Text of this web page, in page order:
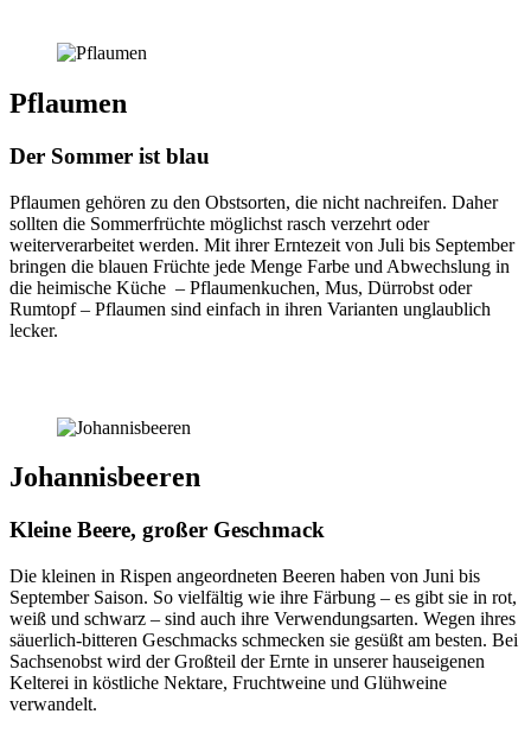
Pflaumen
Der Sommer ist blau
Pflaumen gehören zu den Obstsorten, die nicht nachreifen. Daher
sollten die Sommerfrüchte möglichst rasch verzehrt oder
weiterverarbeitet werden. Mit ihrer Erntezeit von Juli bis September
bringen die blauen Früchte jede Menge Farbe und Abwechslung in
die heimische Küche – Pflaumenkuchen, Mus, Dürrobst oder
Rumtopf – Pflaumen sind einfach in ihren Varianten unglaublich
lecker.
Johannisbeeren
Kleine Beere, großer Geschmack
Die kleinen in Rispen angeordneten Beeren haben von Juni bis
September Saison. So vielfältig wie ihre Färbung – es gibt sie in rot,
weiß und schwarz – sind auch ihre Verwendungsarten. Wegen ihres
säuerlich-bitteren Geschmacks schmecken sie gesüßt am besten. Bei
Sachsenobst wird der Großteil der Ernte in unserer hauseigenen
Kelterei in köstliche Nektare, Fruchtweine und Glühweine
verwandelt.